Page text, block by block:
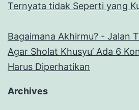
Ternyata tidak Seperti yang
Bagaimana Akhirmu? - Jalan
Agar Sholat Khusyu’ Ada 6
Harus Diperhatikan
Archives